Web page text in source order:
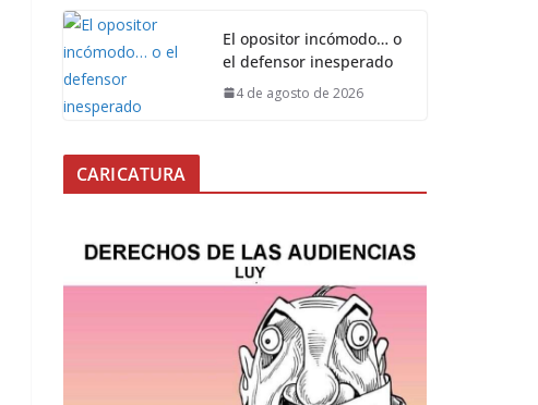
El opositor incómodo… o
el defensor inesperado
4 de agosto de 2026
CARICATURA